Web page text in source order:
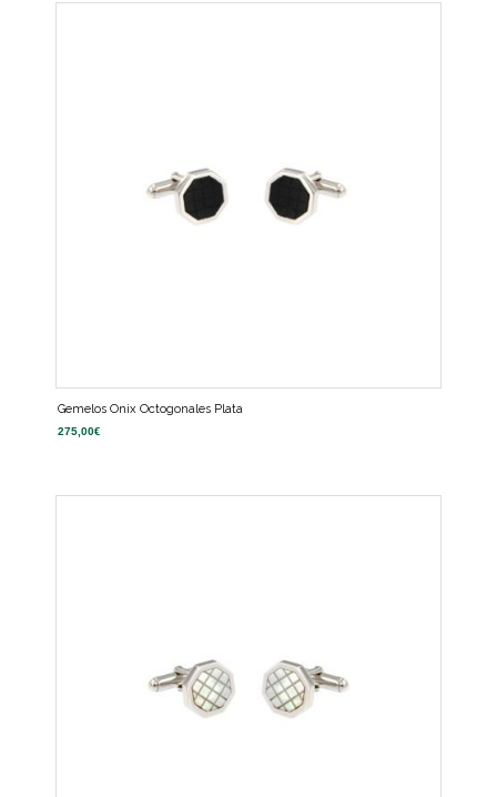
Gemelos Onix Octogonales Plata
275,00€